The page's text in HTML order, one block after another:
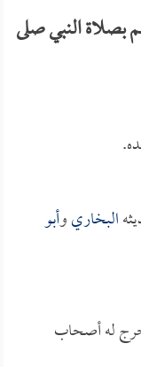
النبي صلى
البخاريوأبو
له أصحاب